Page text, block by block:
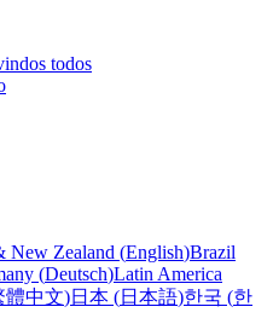
todos
New Zealand (English)Brazil
(Deutsch)Latin America
體中文)日本 (日本語)한국 (한